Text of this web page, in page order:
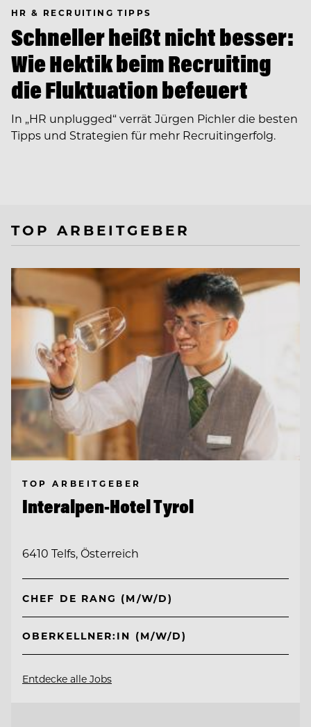
HR & RECRUITING TIPPS
Schneller heißt nicht besser:
Wie Hektik beim Recruiting
die Fluktuation befeuert
In ­„HR unplugged“ verrät Jürgen Pichler die besten
Tipps und Strategien für mehr Recruitingerfolg.
TOP ARBEITGEBER
TOP ARBEITGEBER
Interalpen-Hotel Tyrol
6410 Telfs, Österreich
CHEF DE RANG (M/W/D)
OBERKELLNER:IN (M/W/D)
Entdecke alle Jobs